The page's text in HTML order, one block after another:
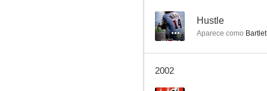
-- Hustle
Aparece como
2002